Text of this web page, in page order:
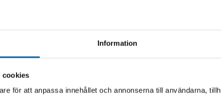
Information
cookies
för att anpassa innehållet och annonserna till användarna,
Human Bridge